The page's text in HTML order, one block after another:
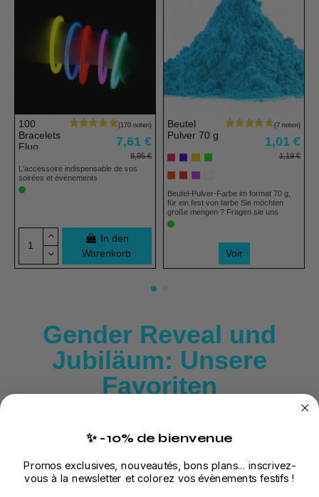
100
Bracelets
Fluo
7,61 €
8,95 €
L'accessoire indispensable de vos
soirées et événements
In den
Warenkorb
Beutel
Pulver 70 g
1,01 €
1,19 €
Beutel-Pulver-Farbe im format 70 g,
für ein fest von farbe Sie möchten
große mengen ? Fragen sie uns
Voir
Gender Reveal und
Jubiläum: Unsere
Favoriten
Das Thema des Augenblicks und zweifellos die Gender Reveal.
eines Babys. Bei dieser Gelegenheit werden wir das Genre des
letzteren dank Pistolen aus farbigem Pulver, Konfetti ... enthüllen.
Sie werden verstehen, wenn die Farbe rosa ist, wird es ein
✨ -10% de bienvenue
Promos exclusives, nouveautés, bons plans... inscrivez-
vous à la newsletter et colorez vos évènements festifs !